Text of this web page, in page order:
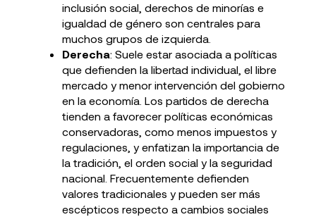
inclusión social, derechos de minorías e
igualdad de género son centrales para
muchos grupos de izquierda.
Derecha: Suele estar asociada a políticas
que defienden la libertad individual, el libre
mercado y menor intervención del gobierno
en la economía. Los partidos de derecha
tienden a favorecer políticas económicas
conservadoras, como menos impuestos y
regulaciones, y enfatizan la importancia de
la tradición, el orden social y la seguridad
nacional. Frecuentemente defienden
valores tradicionales y pueden ser más
escépticos respecto a cambios sociales